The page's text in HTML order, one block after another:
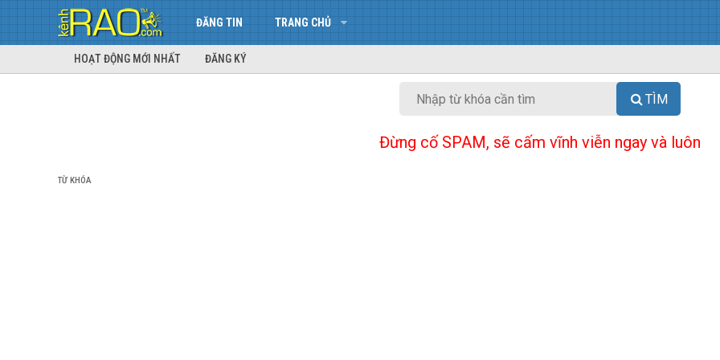
ĐĂNG TIN TRANG CHỦ
HOẠT ĐỘNG MỚI NHẤT ĐĂNG KÝ
TÌM
Đừng cố SPAM, sẽ cấm vĩnh viễn ngay và luôn
TỪ KHÓA